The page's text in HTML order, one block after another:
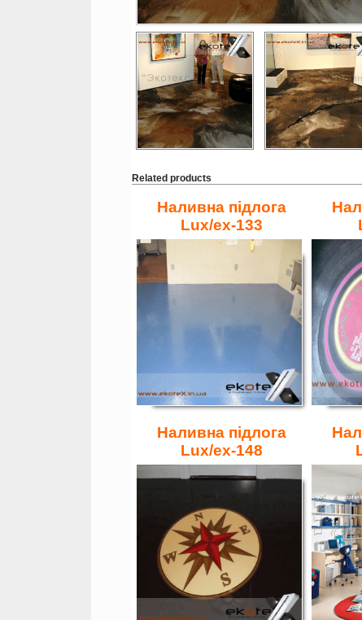
Related products
Наливна підлога
Lux/ex-133
Наливна підлога
Lux/ex-148